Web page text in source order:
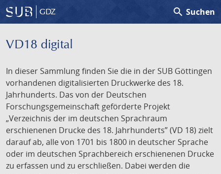
GDZ search Suchen
VD18 digital
In dieser Sammlung finden Sie die in der SUB Göttingen
vorhandenen digitalisierten Druckwerke des 18.
Jahrhunderts. Das von der Deutschen
Forschungsgemeinschaft geförderte Projekt
„Verzeichnis der im deutschen Sprachraum
erschienenen Drucke des 18. Jahrhunderts” (VD 18) zielt
darauf ab, alle von 1701 bis 1800 in deutscher Sprache
oder im deutschen Sprachbereich erschienenen Drucke
zu erfassen und zu erschließen. Dabei werden die